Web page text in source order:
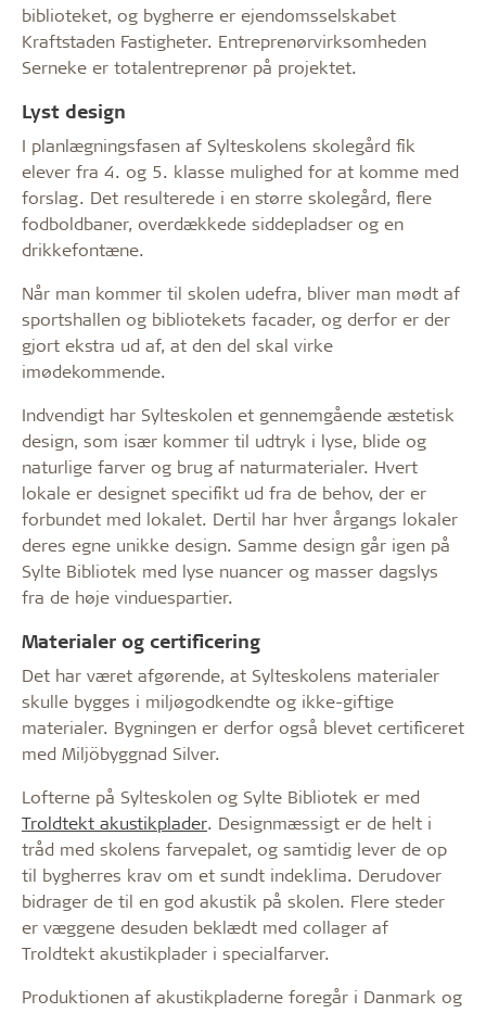
biblioteket, og bygherre er ejendomsselskabet
Kraftstaden Fastigheter. Entreprenørvirksomheden
Serneke er totalentreprenør på projektet.
Lyst design
I planlægningsfasen af Sylteskolens skolegård fik
elever fra 4. og 5. klasse mulighed for at komme med
forslag. Det resulterede i en større skolegård, flere
fodboldbaner, overdækkede siddepladser og en
drikkefontæne.
Når man kommer til skolen udefra, bliver man mødt af
sportshallen og bibliotekets facader, og derfor er der
gjort ekstra ud af, at den del skal virke
imødekommende.
Indvendigt har Sylteskolen et gennemgående æstetisk
design, som især kommer til udtryk i lyse, blide og
naturlige farver og brug af naturmaterialer. Hvert
lokale er designet specifikt ud fra de behov, der er
forbundet med lokalet. Dertil har hver årgangs lokaler
deres egne unikke design. Samme design går igen på
Sylte Bibliotek med lyse nuancer og masser dagslys
fra de høje vinduespartier.
Materialer og certificering
Det har været afgørende, at Sylteskolens materialer
skulle bygges i miljøgodkendte og ikke-giftige
materialer. Bygningen er derfor også blevet certificeret
med Miljöbyggnad Silver.
Lofterne på Sylteskolen og Sylte Bibliotek er med
Troldtekt akustikplader. Designmæssigt er de helt i
tråd med skolens farvepalet, og samtidig lever de op
til bygherres krav om et sundt indeklima. Derudover
bidrager de til en god akustik på skolen. Flere steder
er væggene desuden beklædt med collager af
Troldtekt akustikplader i specialfarver.
Produktionen af akustikpladerne foregår i Danmark og